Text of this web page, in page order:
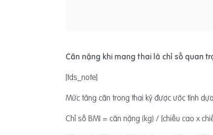
Cân nặng khi mang thai là chỉ số quan
[tds_note]
Mức tăng cân trong thai kỳ được ước tính
Chỉ số BMI = cân nặng (kg) / [chiều cao x